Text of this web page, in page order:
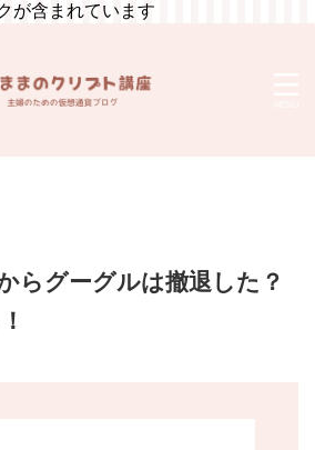
が含まれています
らグーグルは撤退した？